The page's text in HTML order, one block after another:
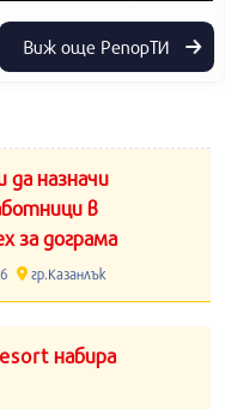
Виж още РепорТИ
да назначи
в
за дограма
гр.Казанлък
набира